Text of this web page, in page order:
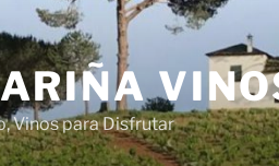
Vinos para Disfrutar